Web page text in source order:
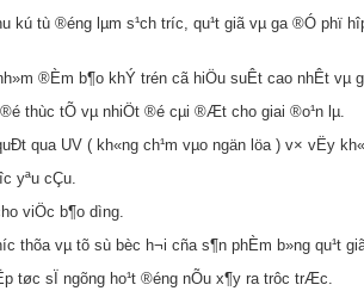
tù ®éng lµm s¹ch tr­íc, qu¹t giã vµ ga ®Ó phï
®Èm b¶o khÝ trén cã hiÖu suÊt cao nhÊt vµ
thùc tÕ vµ nhiÖt ®é cµi ®Æt cho giai ®o¹n lµ.
qua UV ( kh«ng ch¹m vµo ngän löa ) v× vËy
yªu cÇu.
viÖc b¶o d­ìng.
vµ tõ sù bèc h¬i cña s¶n phÈm b»ng qu¹t giã
tøc sÏ ngõng ho¹t ®éng nÕu x¶y ra trôc trÆc.